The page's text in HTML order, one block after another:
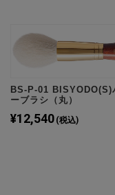
BS-P-01 BISYODO(S)
ーブラシ（丸）
¥12,540 (税込)